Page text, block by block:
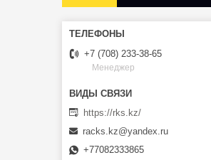
+7 (708) 233-38-65
Менеджер
https://rks.kz/
racks.kz@yandex.ru
+77082333865